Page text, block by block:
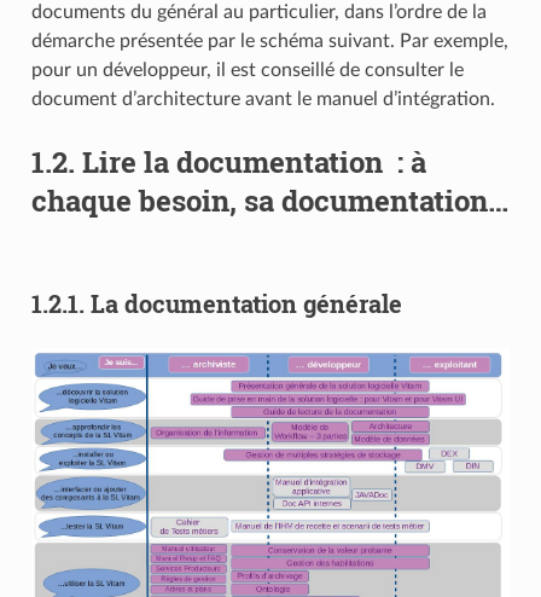
documents du général au particulier, dans l’ordre de la
démarche présentée par le schéma suivant. Par exemple,
pour un développeur, il est conseillé de consulter le
document d’architecture avant le manuel d’intégration.
1.2. Lire la documentation : à
chaque besoin, sa documentation…
1.2.1. La documentation générale